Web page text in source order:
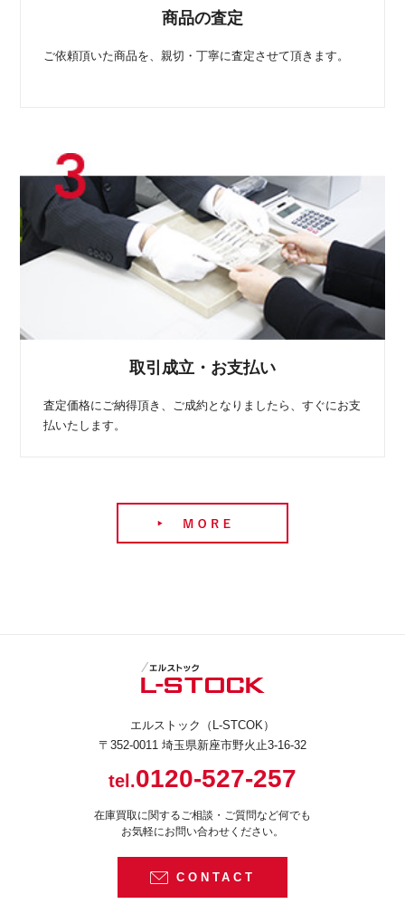
商品の査定
ご依頼頂いた商品を、親切・丁寧に査定させて頂きます。
取引成立・お支払い
査定価格にご納得頂き、ご成約となりましたら、すぐにお支
払いたします。
エルストック（L-STCOK）
〒352-0011 埼玉県新座市野火止3-16-32
tel.0120-527-257
在庫買取に関するご相談・ご質問など何でも
お気軽にお問い合わせください。
CONTACT